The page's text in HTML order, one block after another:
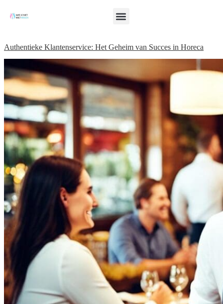
Authentieke Klantenservice: Het Geheim van Succes in Horeca